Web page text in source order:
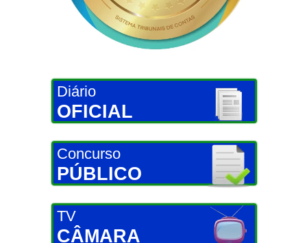
Diário
OFICIAL
Concurso
PÚBLICO
TV
CÂMARA